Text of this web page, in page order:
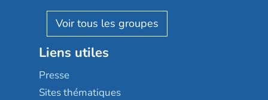
Reseda
Stella management
Les villages d'or
Sérénys
Résidences services Villa Médicis
Résidalya
Groupe aplus
AGE D'OR Services
Liens utiles
Presse
Sites thématiques